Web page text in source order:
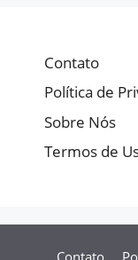
Contato
Política de
Sobre Nós
Termos de